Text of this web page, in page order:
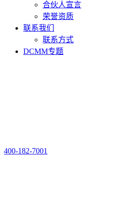
合伙人宣言
荣誉资质
联系我们
联系方式
DCMM专题
400-182-7001